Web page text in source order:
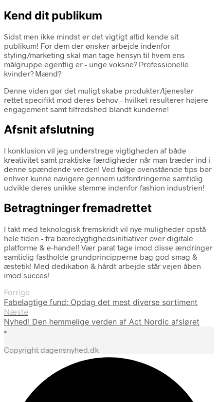
Kend dit publikum
Sidst men ikke mindst er det vigtigt altid kende sit
publikum! For dem der ønsker arbejde indenfor
styling/marketing skal man tage hensyn til hvem ens
målgruppe egentlig er - unge voksne? Professionelle
kvinder? Mænd?
Denne viden gør det muligt skabe produkter/tjenester
rettet specifikt mod deres behov - hvilket resulterer højere
engagement samt tilfredshed blandt kunderne!
Afsnit afslutning
I konklusion vil jeg understrege vigtigheden af både
kreativitet samt praktiske færdigheder når man træder ind i
denne spændende verden! Ved følge ovenstående tips bør
enhver kunne navigere gennem udfordringerne samtidig
udvikle deres unikke stemme indenfor fashion industrien!
Betragtninger fremadrettet
I takt med teknologisk fremskridt vil nye muligheder opstå
hele tiden - fra bæredygtighedsinitiativer over digitale
platforme & e-handel! Vær parat tage imod disse ændringer
samtidig fastholde grundprincipperne bag god smag &
æstetik! Med dedikation & hårdt arbejde står vejen åben
imod succes!
Forrige
Fabelagtige fund: Opdag det mest diverse sortiment
Næste
Nyhed! Den hemmelige verden af Act Nordic afsløret
•
Copyright dagensnyhed.dk